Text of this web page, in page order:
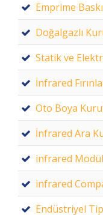
Emprime
Doğalgazlı
Statik ve
İnfrared
Oto Boya
İnfrared Ara
infrared
infrared
Endüstriyel